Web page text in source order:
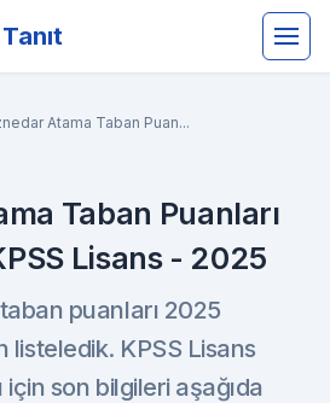
Atama Taban Puan...
Taban Puanları
Lisans - 2025
puanları 2025
listeledik. KPSS Lisans
için son bilgileri aşağıda